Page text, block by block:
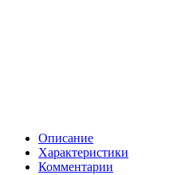
Описание
Характеристики
Комментарии